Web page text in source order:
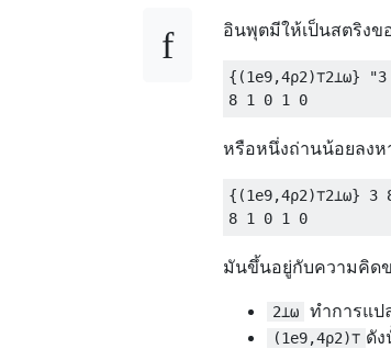
อินพุตมีให้เป็นสตริงข
{(1e9,4⍴2)⊤2⊥⍵}
หรือหนึ่งถ่านน้อยลง
{(1e9,4⍴2)⊤2⊥⍵} 3
มันขึ้นอยู่กับความคิด
2⊥⍵ ทำการแป
(1e9,4⍴2)⊤ ดั